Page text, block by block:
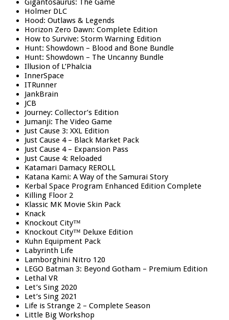
Gigantosaurus: The Game
Holmer DLC
Hood: Outlaws & Legends
Horizon Zero Dawn: Complete Edition
How to Survive: Storm Warning Edition
Hunt: Showdown – Blood and Bone Bundle
Hunt: Showdown – The Uncanny Bundle
Illusion of L’Phalcia
InnerSpace
ITRunner
JankBrain
JCB
Journey: Collector’s Edition
Jumanji: The Video Game
Just Cause 3: XXL Edition
Just Cause 4 – Black Market Pack
Just Cause 4 – Expansion Pass
Just Cause 4: Reloaded
Katamari Damacy REROLL
Katana Kami: A Way of the Samurai Story
Kerbal Space Program Enhanced Edition Complete
Killing Floor 2
Klassic MK Movie Skin Pack
Knack
Knockout City™
Knockout City™ Deluxe Edition
Kuhn Equipment Pack
Labyrinth Life
Lamborghini Nitro 120
LEGO Batman 3: Beyond Gotham – Premium Edition
Lethal VR
Let’s Sing 2020
Let’s Sing 2021
Life is Strange 2 – Complete Season
Little Big Workshop